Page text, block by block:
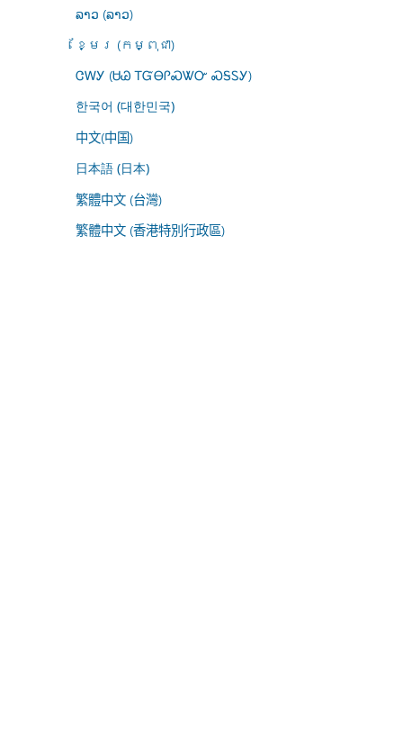
ລາວ (ລາວ)
ខ្មែរ (កម្ពុជា)
ᏣᎳᎩ (ᏌᏊ ᎢᏳᎾᎵᏍᏔᏅ ᏍᎦᏚᎩ)
한국어 (대한민국)
中文(中国)
日本語 (日本)
繁體中文 (台灣)
繁體中文 (香港特別行政區)